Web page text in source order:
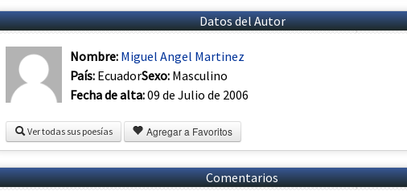
Datos del Autor
Nombre: Miguel Angel Martinez
País: EcuadorSexo: Masculino
Fecha de alta:09 de Julio de 2006
Ver todas sus poesías Agregar a Favoritos
Comentarios